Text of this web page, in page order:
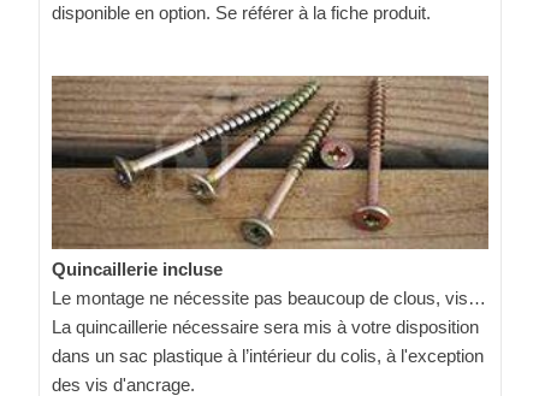
disponible en option. Se référer à la fiche produit.
Quincaillerie incluse
Le montage ne nécessite pas beaucoup de clous, vis…
La quincaillerie nécessaire sera mis à votre disposition
dans un sac plastique à l’intérieur du colis, à l'exception
des vis d'ancrage.